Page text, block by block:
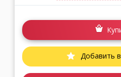
Добавить